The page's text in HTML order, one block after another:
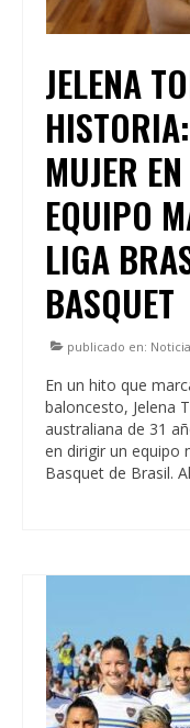
JELENA
MUJER
EQUIPO
LIGA
BASQUET
publicado en:
En un hito que
baloncesto, Jelena
australiana de 31
en dirigir un equipo
Basquet de Brasil.